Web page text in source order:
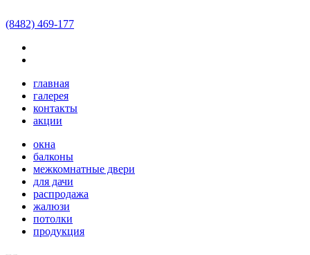
лоджий Оконные Конструкции
,
Мы работаем
Телефон:219–54–36
Электронная почта:
tltokno.ru
(8482) 469-177
главная
галерея
контакты
акции
окна
балконы
межкомнатные двери
для дачи
распродажа
жалюзи
потолки
продукция